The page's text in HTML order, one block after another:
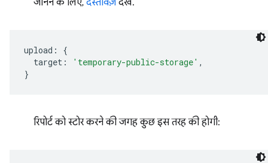
जानने के लिए,दस्तावेज़देखें.
upload :
{
target : 'temporary-public-storage' ,
}
रिपोर्ट को स्टोर करने की जगह कुछ इस तरह की होगी: